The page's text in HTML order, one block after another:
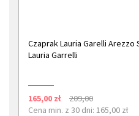
Czaprak Lauria Garelli
Lauria Garrelli
165,00 zł
209,00
Cena min. z 30 dni: 165,00 zł